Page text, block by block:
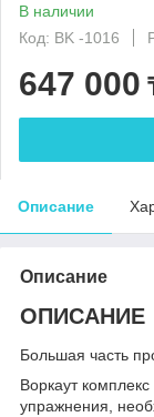
В наличии
Код: BK -1016
647 000
Описание
Описание
ОПИСАНИЕ
Большая часть
Воркаут
упражнения,